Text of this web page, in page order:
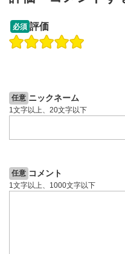
操作説明動画
必須 評価
任意 ニックネーム
1文字以上、20文字以下
任意 コメント
1文字以上、1000文字以下